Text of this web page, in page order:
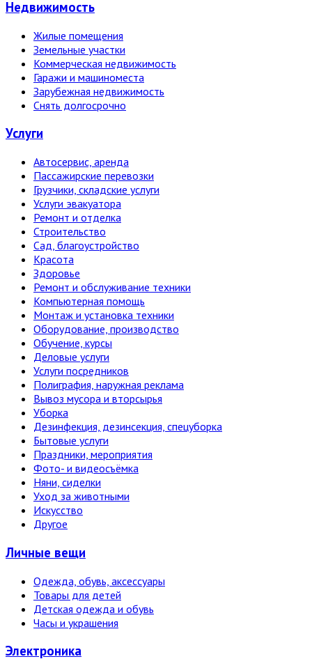
Недвижи­мость
Жилые помещения
Земельные участки
Коммерческая недвижимость
Гаражи и машиноместа
Зарубежная недвижимость
Снять долгосрочно
Услуги
Автосервис, аренда
Пассажирские перевозки
Грузчики, складские услуги
Услуги эвакуатора
Ремонт и отделка
Строительство
Сад, благоустройство
Красота
Здоровье
Ремонт и обслуживание техники
Компьютерная помощь
Монтаж и установка техники
Оборудование, производство
Обучение, курсы
Деловые услуги
Услуги посредников
Полиграфия, наружная реклама
Вывоз мусора и вторсырья
Уборка
Дезинфекция, дезинсекция, спецуборка
Бытовые услуги
Праздники, мероприятия
Фото- и видеосъёмка
Няни, сиделки
Уход за животными
Искусство
Другое
Личные вещи
Одежда, обувь, аксессуары
Товары для детей
Детская одежда и обувь
Часы и украшения
Электро­ника